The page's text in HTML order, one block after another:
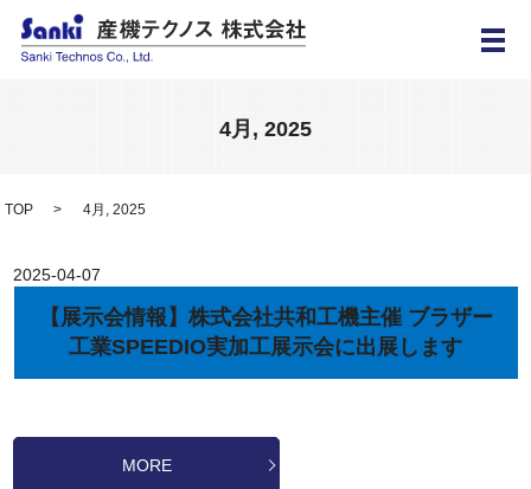
メ
4月, 2025
TOP 4月, 2025
2025-04-07
【展示会情報】株式会社共和工機主催 ブラザー
工業SPEEDIO実加工展示会に出展します
MORE